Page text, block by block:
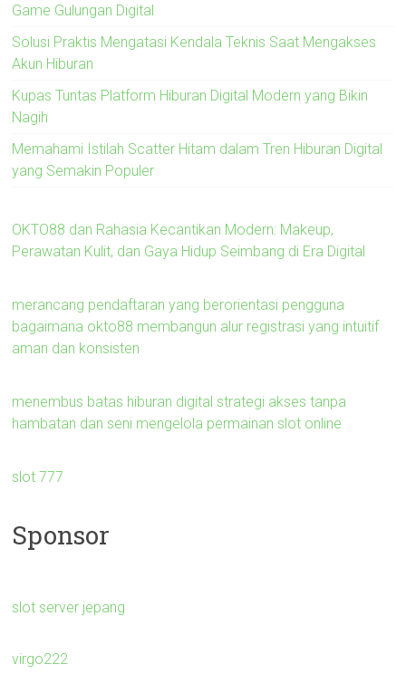
Game Gulungan Digital
Solusi Praktis Mengatasi Kendala Teknis Saat Mengakses
Akun Hiburan
Kupas Tuntas Platform Hiburan Digital Modern yang Bikin
Nagih
Memahami Istilah Scatter Hitam dalam Tren Hiburan Digital
yang Semakin Populer
OKTO88 dan Rahasia Kecantikan Modern: Makeup,
Perawatan Kulit, dan Gaya Hidup Seimbang di Era Digital
merancang pendaftaran yang berorientasi pengguna
bagaimana okto88 membangun alur registrasi yang intuitif
aman dan konsisten
menembus batas hiburan digital strategi akses tanpa
hambatan dan seni mengelola permainan slot online
slot 777
Sponsor
slot server jepang
virgo222